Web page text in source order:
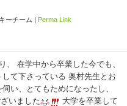
ーチーム | Perma Link
、 在学中から卒業した今でも、
て下さっている 奥村先生とお
い、とてもためになったし、
いました
大学を卒業して